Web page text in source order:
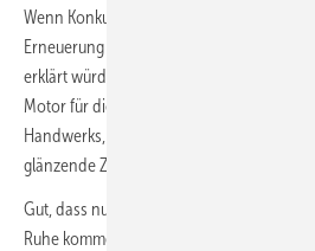
Wenn Konkurrenzdenken kategorisch
Erneuerung und die Gewinnung junger
erklärt würden. Eine derart gebündelte
Motor für die nachhaltige Entwicklung
Handwerks, das auch in den kommenden
glänzende Zukunft haben wird.
Gut, dass nun erst einmal die Feiertage
Ruhe kommen, im Kreise der Lieben